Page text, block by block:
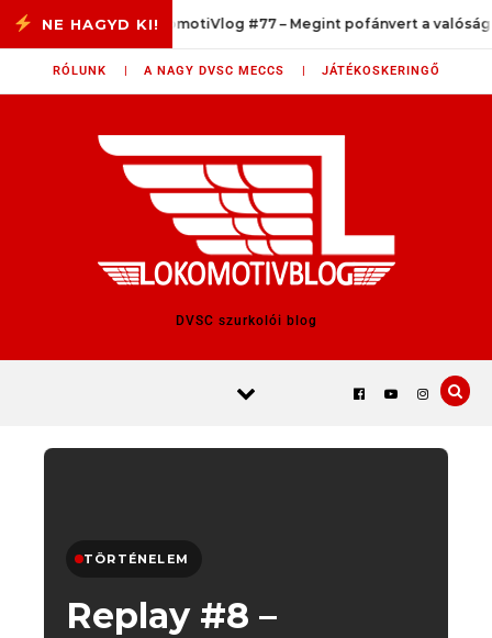
Skip to content
LokomotiVlog #77 – Megint pofánvert a valóság
RÓLUNK | A NAGY DVSC MECCS | JÁTÉKOSKERINGŐ
DVSC szurkolói blog
TÖRTÉNELEM
Replay #8 –